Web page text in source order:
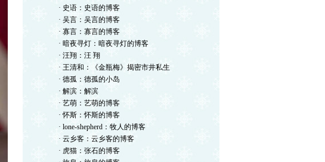
· 史语：史语的博客
· 吴言：吴言的博客
· 寡言：寡言的博客
· 暗夜寻灯：暗夜寻灯的博客
· 汪翔：汪 翔
· 王清和：《金瓶梅》揭密市井私生
· 德孤：德孤的小岛
· 解滨：解滨
· 艺萌：艺萌的博客
· 怀斯：怀斯的博客
· lone-shepherd：牧人的博客
· 云乡客：云乡客的博客
· 虎猫：张石的博客